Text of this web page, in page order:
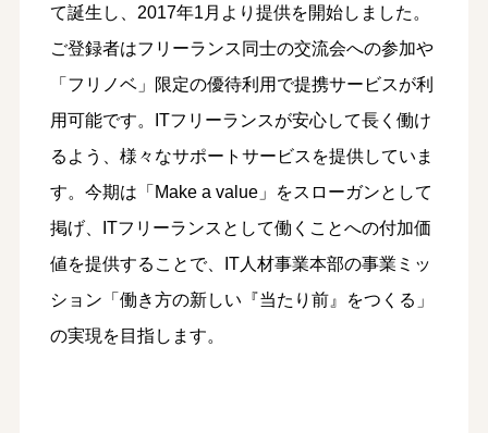
て誕生し、2017年1月より提供を開始しました。
ご登録者はフリーランス同士の交流会への参加や
「フリノベ」限定の優待利用で提携サービスが利
用可能です。ITフリーランスが安心して長く働け
るよう、様々なサポートサービスを提供していま
す。今期は「Make a value」をスローガンとして
掲げ、ITフリーランスとして働くことへの付加価
値を提供することで、IT人材事業本部の事業ミッ
ション「働き方の新しい『当たり前』をつくる」
の実現を目指します。